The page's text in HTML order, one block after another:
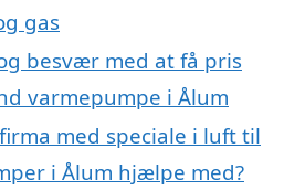
gas
besvær med at få pris
varmepumpe i Ålum
med speciale i luft til
i Ålum hjælpe med?